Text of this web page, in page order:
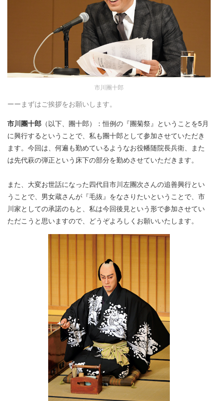
市川團十郎
ーーまずはご挨拶をお願いします。
市川團十郎 （以下、團十郎）：恒例の『團菊祭』ということを5月
に興行するということで、私も團十郎として参加させていただき
ます。今回は、何遍も勤めているようなお役幡随院長兵衛、また
は先代萩の弾正という床下の部分を勤めさせていただきます。
また、大変お世話になった四代目市川左團次さんの追善興行とい
うことで、男女蔵さんが『毛抜』をなさりたいということで、市
川家としての承諾のもと、私は今回後見という形で参加させてい
ただこうと思いますので、どうぞよろしくお願いいたします。